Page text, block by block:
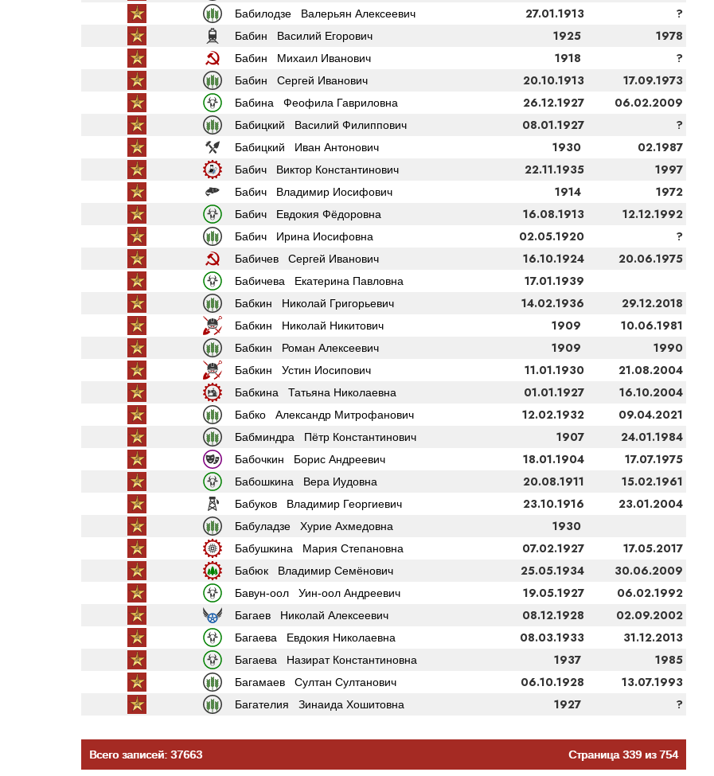
Бабилодзе Валерьян Алексеевич 27.01.1913 ?
Бабин Василий Егорович 1925 1978
Бабин Михаил Иванович 1918 ?
Бабин Сергей Иванович 20.10.1913 17.09.1973
Бабина Феофила Гавриловна 26.12.1927 06.02.2009
Бабицкий Василий Филиппович 08.01.1927 ?
Бабицкий Иван Антонович 1930 02.1987
Бабич Виктор Константинович 22.11.1935 1997
Бабич Владимир Иосифович 1914 1972
Бабич Евдокия Фёдоровна 16.08.1913 12.12.1992
Бабич Ирина Иосифовна 02.05.1920 ?
Бабичев Сергей Иванович 16.10.1924 20.06.1975
Бабичева Екатерина Павловна 17.01.1939
Бабкин Николай Григорьевич 14.02.1936 29.12.2018
Бабкин Николай Никитович 1909 10.06.1981
Бабкин Роман Алексеевич 1909 1990
Бабкин Устин Иосипович 11.01.1930 21.08.2004
Бабкина Татьяна Николаевна 01.01.1927 16.10.2004
Бабко Александр Митрофанович 12.02.1932 09.04.2021
Бабминдра Пётр Константинович 1907 24.01.1984
Бабочкин Борис Андреевич 18.01.1904 17.07.1975
Бабошкина Вера Иудовна 20.08.1911 15.02.1961
Бабуков Владимир Георгиевич 23.10.1916 23.01.2004
Бабуладзе Хурие Ахмедовна 1930
Бабушкина Мария Степановна 07.02.1927 17.05.2017
Бабюк Владимир Семёнович 25.05.1934 30.06.2009
Бавун-оол Уин-оол Андреевич 19.05.1927 06.02.1992
Багаев Николай Алексеевич 08.12.1928 02.09.2002
Багаева Евдокия Николаевна 08.03.1933 31.12.2013
Багаева Назират Константиновна 1937 1985
Багамаев Султан Султанович 06.10.1928 13.07.1993
Багателия Зинаида Хошитовна 1927 ?
Всего записей: 37663 Страница 339 из 754